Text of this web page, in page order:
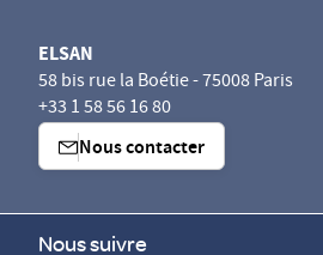
ELSAN
58 bis rue la Boétie - 75008 Paris
+33 1 58 56 16 80
Nous contacter
Nous suivre